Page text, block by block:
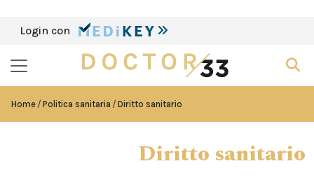
Login con
Home Politica sanitaria Diritto sanitario
Diritto sanitario